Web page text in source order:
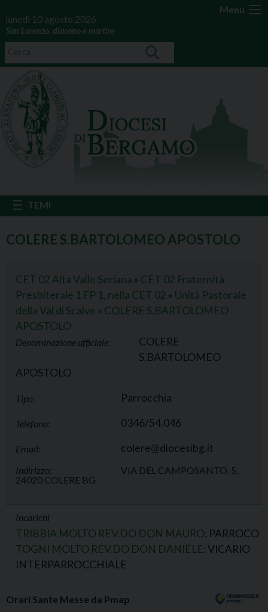
Menu
lunedì 10 agosto 2026
San Lorenzo, diacono e martire
COLERE S.BARTOLOMEO APOSTOLO
CET 02 Alta Valle Seriana » CET 02 Fraternità
Presbiterale 1 FP 1, nella CET 02 » Unità Pastorale
della Val di Scalve » COLERE S.BARTOLOMEO
APOSTOLO
Denominazione ufficiale:
COLERE
S.BARTOLOMEO
APOSTOLO
Tipo: Parrocchia
Telefono: 0346/54.046
Email: colere@diocesibg.it
Indirizzo:
VIA DEL CAMPOSANTO, 5,
24020 COLERE BG
Incarichi
TRIBBIA MOLTO REV.DO DON MAURO: PARROCO
TOGNI MOLTO REV.DO DON DANIELE: VICARIO
INTERPARROCCHIALE
Orari Sante Messe da Pmap